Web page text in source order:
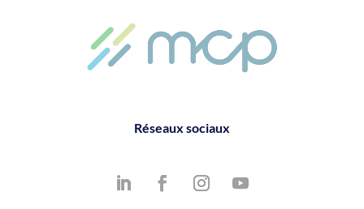
Réseaux sociaux